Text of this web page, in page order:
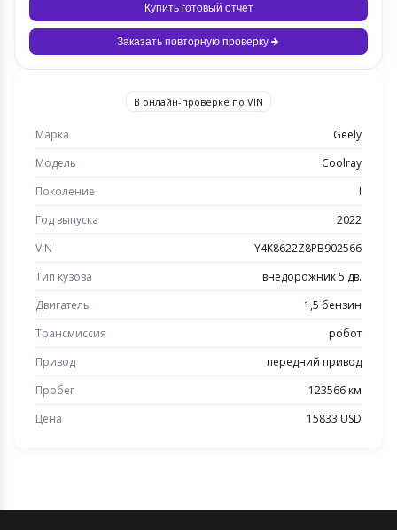
Купить готовый отчет
Заказать повторную проверку
В онлайн-проверке по VIN
Марка
Geely
Модель
Coolray
Поколение
I
Год выпуска
2022
VIN
Y4K8622Z8PB902566
Тип кузова
внедорожник 5 дв.
Двигатель
1,5 бензин
Трансмиссия
робот
Привод
передний привод
Пробег
123566 км
Цена
15833 USD